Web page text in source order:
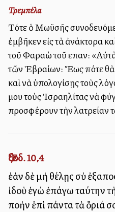
Τρεμπέλα
Τότε ὁ Μωϋσῆς
ἐμβῆκεν εἰς τὰ ἀνάκτορα
τοῦ Φαραὼ τοῦ εἶπαν:
τῶν Ἑβραίων: Ἕως πότε
καὶ νὰ ὑπολογίσῃς τοὺς
μου τοὺς Ἰσραηλίτας νὰ
προσφέρουν τὴν λατρείαν
Ἔξοδ. 10,4
ἐὰν δὲ μὴ θέλῃς σὺ
ἰδοὺ ἐγὼ ἐπάγω ταύτην
πολλὴν ἐπὶ πάντα τὰ ὅριά